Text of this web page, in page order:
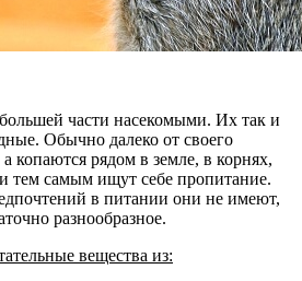
части насекомыми. Их так и
Обычно далеко от своего
копаются рядом в земле, в корнях,
тем самым ищут себе пропитание.
в питании они не имеют,
разнообразное.
вещества из: